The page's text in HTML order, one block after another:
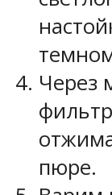
Через
пюре.